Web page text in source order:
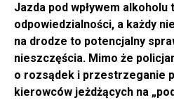
Jazda pod wpływem alkoholu
odpowiedzialności, a każdy
na drodze to potencjalny
nieszczęścia. Mimo że
o rozsądek i przestrzeganie
kierowców jeżdżących na